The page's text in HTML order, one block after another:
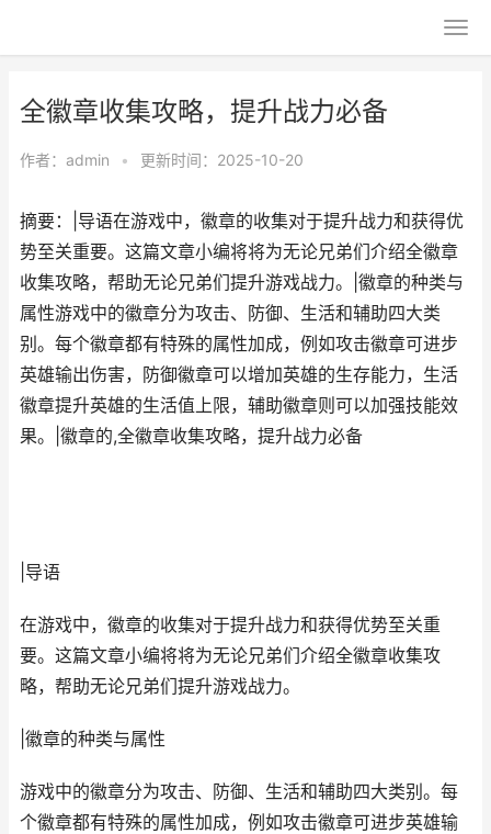
全徽章收集攻略，提升战力必备
作者： admin • 更新时间：2025-10-20
摘要：|导语在游戏中，徽章的收集对于提升战力和获得优
势至关重要。这篇文章小编将将为无论兄弟们介绍全徽章
收集攻略，帮助无论兄弟们提升游戏战力。|徽章的种类与
属性游戏中的徽章分为攻击、防御、生活和辅助四大类
别。每个徽章都有特殊的属性加成，例如攻击徽章可进步
英雄输出伤害，防御徽章可以增加英雄的生存能力，生活
徽章提升英雄的生活值上限，辅助徽章则可以加强技能效
果。|徽章的,全徽章收集攻略，提升战力必备
|导语
在游戏中，徽章的收集对于提升战力和获得优势至关重
要。这篇文章小编将将为无论兄弟们介绍全徽章收集攻
略，帮助无论兄弟们提升游戏战力。
|徽章的种类与属性
游戏中的徽章分为攻击、防御、生活和辅助四大类别。每
个徽章都有特殊的属性加成，例如攻击徽章可进步英雄输